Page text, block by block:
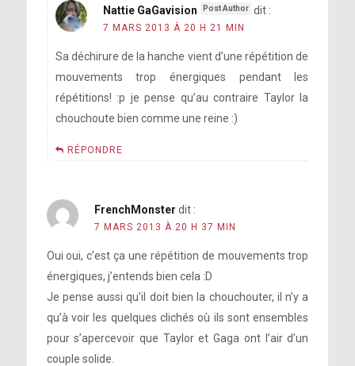
Nattie GaGavision dit :
7 MARS 2013 À 20 H 21 MIN
Sa déchirure de la hanche vient d’une répétition de
mouvements trop énergiques pendant les
répétitions! :p je pense qu’au contraire Taylor la
chouchoute bien comme une reine :)
RÉPONDRE
FrenchMonster dit :
7 MARS 2013 À 20 H 37 MIN
Oui oui, c’est ça une répétition de mouvements trop
énergiques, j’entends bien cela :D
Je pense aussi qu’il doit bien la chouchouter, il n’y a
qu’à voir les quelques clichés où ils sont ensembles
pour s’apercevoir que Taylor et Gaga ont l’air d’un
couple solide.